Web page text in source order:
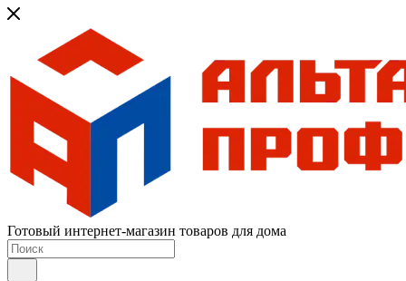
Готовый интернет-магазин товаров для дома